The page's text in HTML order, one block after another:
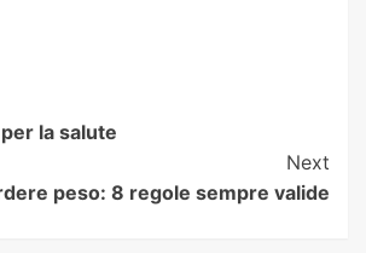
la salute
Next
peso: 8 regole sempre valide